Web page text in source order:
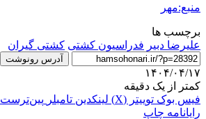
منبع:مهر
برچسب ها
علیرضا دبیر فدراسیون کشتی کشتی گیران
آدرس رونوشت
۱۴۰۴/۰۴/۱۷
کمتر از یک دقیقه
فیس بوک توییتر (X) لینکدین ‫تامبلر ‫پین‌ترست
رایانامه چاپ